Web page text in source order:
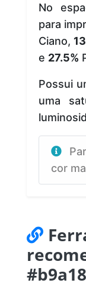
No
para
Ciano,
e 27.5%
Possui
uma
cor